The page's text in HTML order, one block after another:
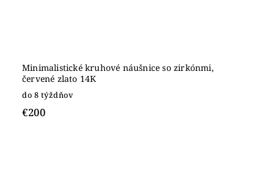
Minimalistické kruhové náušnice so zirkónmi,
červené zlato 14K
do 8 týždňov
€200